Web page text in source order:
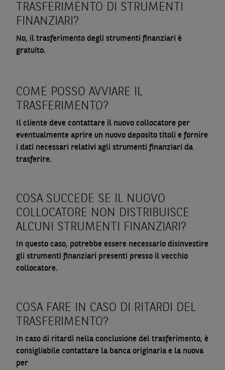
TRASFERIMENTO DI STRUMENTI
FINANZIARI?
No, il trasferimento degli strumenti finanziari è
gratuito.
COME POSSO AVVIARE IL
TRASFERIMENTO?
Il cliente deve contattare il nuovo collocatore per
eventualmente aprire un nuovo deposito titoli e fornire
i dati necessari relativi agli strumenti finanziari da
trasferire.
COSA SUCCEDE SE IL NUOVO
COLLOCATORE NON DISTRIBUISCE
ALCUNI STRUMENTI FINANZIARI?
In questo caso, potrebbe essere necessario disinvestire
gli strumenti finanziari presenti presso il vecchio
collocatore.
COSA FARE IN CASO DI RITARDI DEL
TRASFERIMENTO?
In caso di ritardi nella conclusione del trasferimento, è
consigliabile contattare la banca originaria e la nuova
per